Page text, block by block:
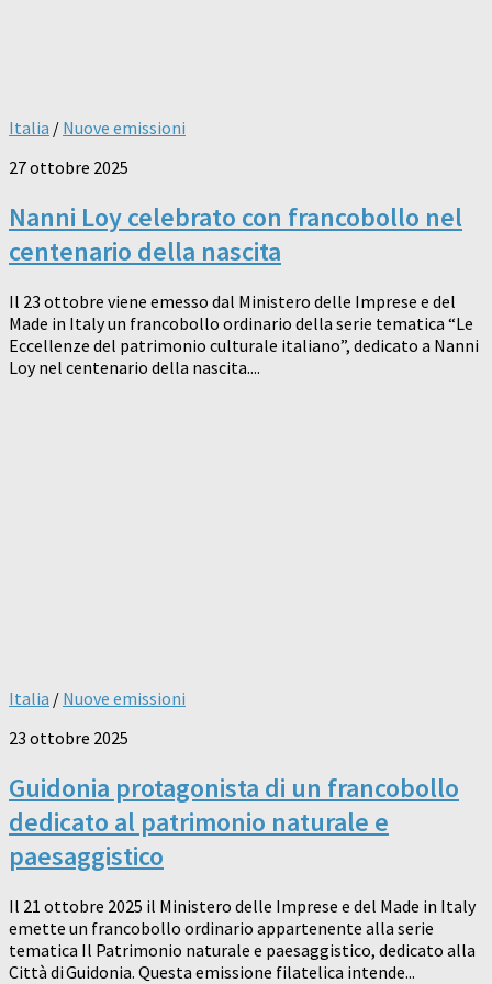
Italia / Nuove emissioni
27 ottobre 2025
Nanni Loy celebrato con francobollo nel
centenario della nascita
Il 23 ottobre viene emesso dal Ministero delle Imprese e del
Made in Italy un francobollo ordinario della serie tematica “Le
Eccellenze del patrimonio culturale italiano”, dedicato a Nanni
Loy nel centenario della nascita....
Italia / Nuove emissioni
23 ottobre 2025
Guidonia protagonista di un francobollo
dedicato al patrimonio naturale e
paesaggistico
Il 21 ottobre 2025 il Ministero delle Imprese e del Made in Italy
emette un francobollo ordinario appartenente alla serie
tematica Il Patrimonio naturale e paesaggistico, dedicato alla
Città di Guidonia. Questa emissione filatelica intende...